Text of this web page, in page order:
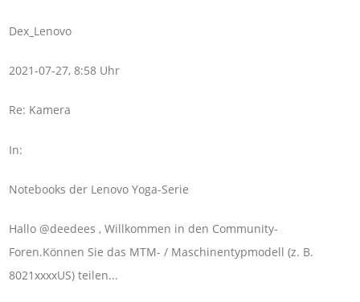
Dex_Lenovo
2021-07-27, 8:58 Uhr
Re: Kamera
In:
Notebooks der Lenovo Yoga-Serie
Hallo @deedees , Willkommen in den Community-
Foren.Können Sie das MTM- / Maschinentypmodell (z. B.
8021xxxxUS) teilen...